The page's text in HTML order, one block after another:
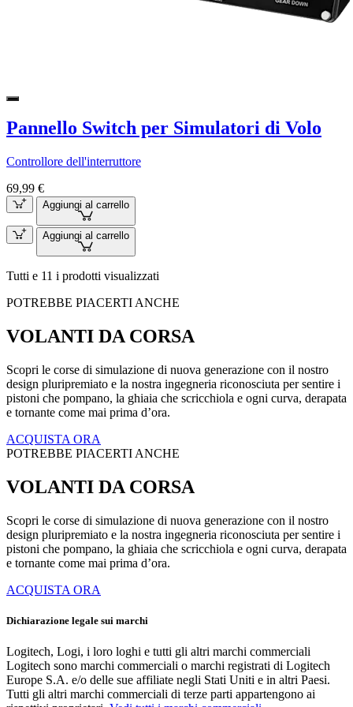
Pannello Switch per Simulatori di Volo
Controllore dell'interruttore
69,99 €
Aggiungi al carrello
Aggiungi al carrello
Tutti e 11 i prodotti visualizzati
POTREBBE PIACERTI ANCHE
VOLANTI DA CORSA
Scopri le corse di simulazione di nuova generazione con il nostro
design pluripremiato e la nostra ingegneria riconosciuta per sentire i
pistoni che pompano, la ghiaia che scricchiola e ogni curva, derapata
e tornante come mai prima d’ora.
ACQUISTA ORA
POTREBBE PIACERTI ANCHE
VOLANTI DA CORSA
Scopri le corse di simulazione di nuova generazione con il nostro
design pluripremiato e la nostra ingegneria riconosciuta per sentire i
pistoni che pompano, la ghiaia che scricchiola e ogni curva, derapata
e tornante come mai prima d’ora.
ACQUISTA ORA
Dichiarazione legale sui marchi
Logitech, Logi, i loro loghi e tutti gli altri marchi commerciali
Logitech sono marchi commerciali o marchi registrati di Logitech
Europe S.A. e/o delle sue affiliate negli Stati Uniti e in altri Paesi.
Tutti gli altri marchi commerciali di terze parti appartengono ai